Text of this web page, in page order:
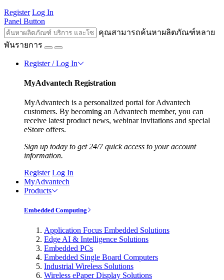
Register Log In
Panel Button
คุณสามารถค้นหาผลิตภัณฑ์หลาย
พันรายการ
Register / Log In
MyAdvantech Registration
MyAdvantech is a personalized portal for Advantech
customers. By becoming an Advantech member, you can
receive latest product news, webinar invitations and special
eStore offers.
Sign up today to get 24/7 quick access to your account
information.
Register Log In
MyAdvantech
Products
Embedded Computing
Application Focus Embedded Solutions
Edge AI & Intelligence Solutions
Embedded PCs
Embedded Single Board Computers
Industrial Wireless Solutions
Wireless ePaper Display Solutions